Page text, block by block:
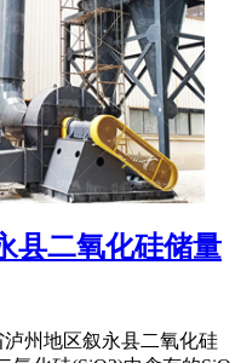
县二氧化硅储量
州地区叙永县二氧化硅